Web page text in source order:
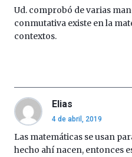
Ud. comprobó de varias
conmutativa existe en la
contextos.
Elias
4 de abril, 2019
Las matemáticas se usan
hecho ahí nacen, entonces